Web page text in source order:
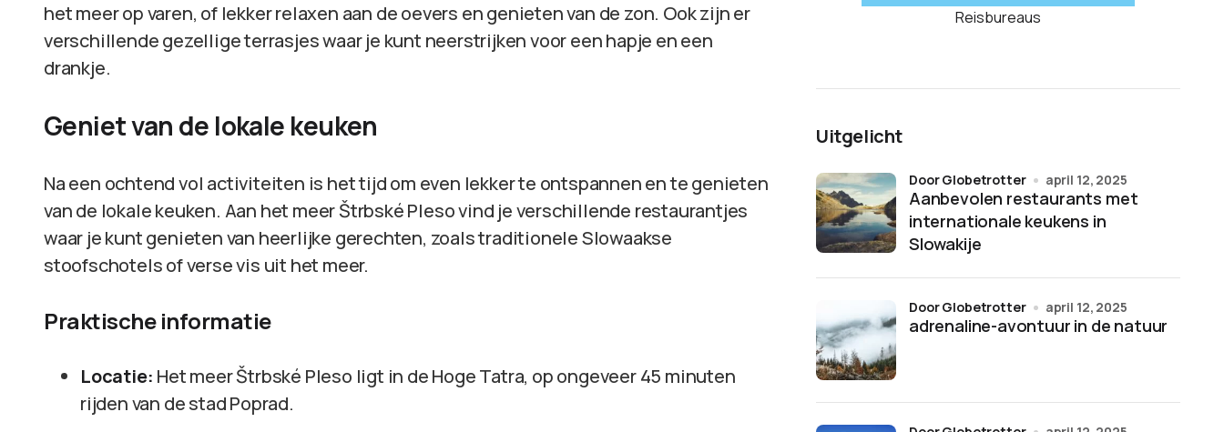
het meer op varen, of lekker relaxen aan de oevers en genieten van de zon. Ook zijn er
verschillende gezellige terrasjes waar je kunt neerstrijken voor een hapje en een
drankje.
Geniet van de lokale keuken
Na een ochtend vol activiteiten is het tijd om even lekker te ontspannen en te genieten
van de lokale keuken. Aan het meer Štrbské Pleso vind je verschillende restaurantjes
waar je kunt genieten van heerlijke gerechten, zoals traditionele Slowaakse
stoofschotels of verse vis uit het meer.
Praktische informatie
Locatie: Het meer Štrbské Pleso ligt in de Hoge Tatra, op ongeveer 45 minuten
rijden van de stad Poprad.
Reisbureaus
Uitgelicht
Aanbevolen restaurants met
internationale keukens in
Slowakije
door Globetrotter april 12, 2025
adrenaline-avontuur in de natuur
door Globetrotter april 12, 2025